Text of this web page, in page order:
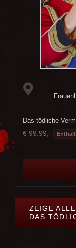
Das tödliche
€ 99.99,-
ZEIGE
DAS